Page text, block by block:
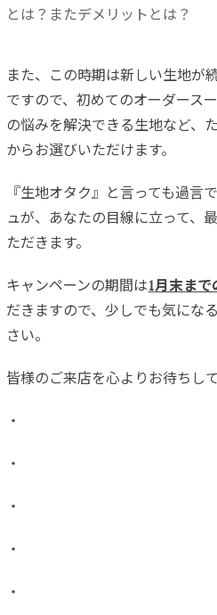
とは？またデメリットとは？
また、この時期は新しい生地が
ですので、初めてのオーダース
の悩みを解決できる生地など、
からお選びいただけます。
『生地オタク』と言っても過言
ュが、あなたの目線に立って、
ただきます。
キャンペーンの期間は1月末まで
だきますので、少しでも気にな
さい。
皆様のご来店を心よりお待ちし
・
・
・
・
・